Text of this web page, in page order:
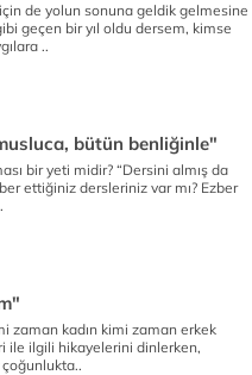
de yolun sonuna geldik gelmesine
geçen bir yıl oldu dersem, kimse
..
bütün benliğinle"
bir yeti midir? “Dersini almış da
ettiğiniz dersleriniz var mı? Ezber
zaman kadın kimi zaman erkek
ile ilgili hikayelerini dinlerken,